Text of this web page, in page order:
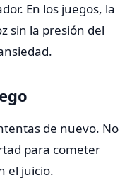
En los juegos, la
sin la presión del
de nuevo. No
para cometer
el juicio.